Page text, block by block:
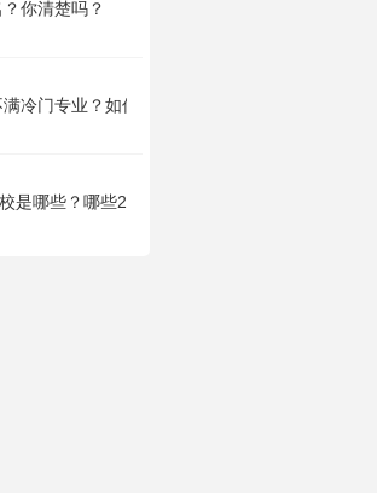
你清楚吗？
冷门专业？如何实现名校梦？
是哪些？哪些211院校好考又保研率低？